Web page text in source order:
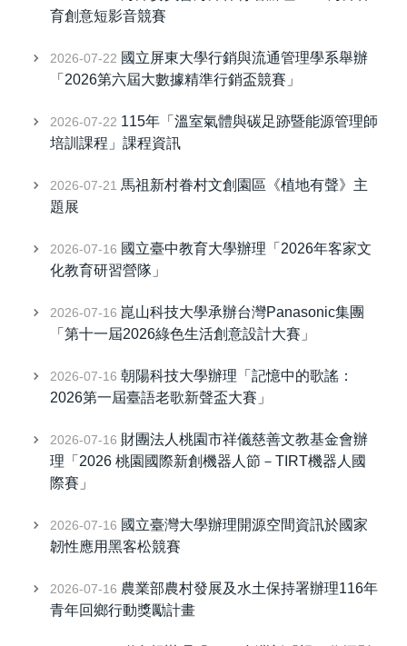
育創意短影音競賽
2026-07-22 國立屏東大學行銷與流通管理學系舉辦
「2026第六屆大數據精準行銷盃競賽」
2026-07-22 115年「溫室氣體與碳足跡暨能源管理師
培訓課程」課程資訊
2026-07-21 馬祖新村眷村文創園區《植地有聲》主
題展
2026-07-16 國立臺中教育大學辦理「2026年客家文
化教育研習營隊」
2026-07-16 崑山科技大學承辦台灣Panasonic集團
「第十一屆2026綠色生活創意設計大賽」
2026-07-16 朝陽科技大學辦理「記憶中的歌謠：
2026第一屆臺語老歌新聲盃大賽」
2026-07-16 財團法人桃園市祥儀慈善文教基金會辦
理「2026 桃園國際新創機器人節－TIRT機器人國
際賽」
2026-07-16 國立臺灣大學辦理開源空間資訊於國家
韌性應用黑客松競賽
2026-07-16 農業部農村發展及水土保持署辦理116年
青年回鄉行動獎勵計畫